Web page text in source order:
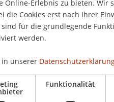
University of
director on
scale urban
of Watercity
DK. In
ist
Online-Erlebnis zu bieten. Wir
die Cookies erst nach Ihrer
für die grundlegende
werden.
in unserer
Funktionalität